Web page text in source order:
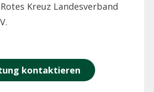
Kreuz Landesverband
kontaktieren